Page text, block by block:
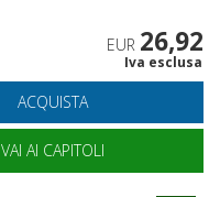
EUR 26,92
Iva esclusa
ACQUISTA
VAI AI CAPITOLI